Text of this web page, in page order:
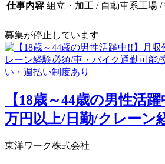
仕事内容 組立・加工 / 自動車系工場 /
募集が停止しています
【18歳～44歳の男性活
万円以上/日勤/クレーン
東洋ワーク株式会社